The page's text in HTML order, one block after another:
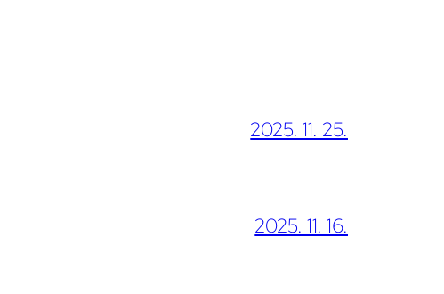
2025. 11. 25.
2025. 11. 16.